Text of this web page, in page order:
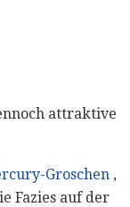
attraktive
Groschen ,
Fazies auf der